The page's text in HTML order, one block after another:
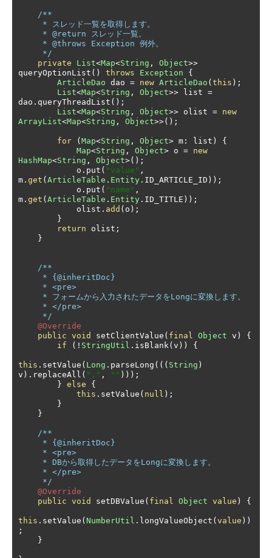
/**
     */
private
List<Map<String , Object>>
queryOptionList () throws Exception
{
ArticleDao dao = new ArticleDao (this );
List<Map<String , Object>> list =
dao . queryThreadList ();
List<Map<String , Object>> olist = new
ArrayList<Map<String , Object>>();
for (Map<String , Object> m : list )
{
Map<String , Object> o = new
HashMap<String , Object>();
            o
. put ( "value" ,
m . get (ArticleTable . Entity . ID_ARTICLE_ID ));
            o
. put ( "name" ,
m . get (ArticleTable . Entity . ID_TITLE ));
            olist
. add ( o );
}
return olist ;
}
/**
     */
@Override
public void setClientValue ( final Object v )
{
if
(! StringUtil . isBlank (v )) {
this . setValue ( Long . parseLong ((( String )
v ). replaceAll ( "," , "" )));
} else
{
this . setValue ( null );
}
}
/**
     */
@Override
public void setDBValue ( final Object value ) {
this . setValue (NumberUtil . longValueObject (value ))
;
}